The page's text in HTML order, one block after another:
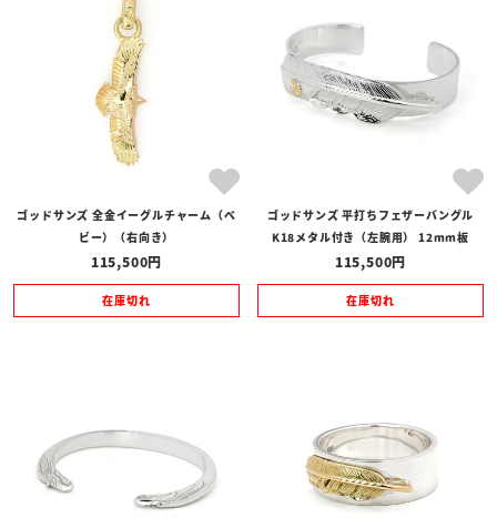
ゴッドサンズ 全金イーグルチャーム（べ
ビー）（右向き）
115,500
在庫切れ
ゴッドサンズ 平打ちフェザーバングル
K18メタル付き（左腕用） 12mm板
115,500
在庫切れ